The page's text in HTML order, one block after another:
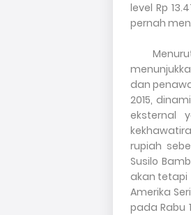
level Rp
pernah
dan
2015,
eksternal
rupiah
Susilo
akan tetapi
Amerika
pada Rabu